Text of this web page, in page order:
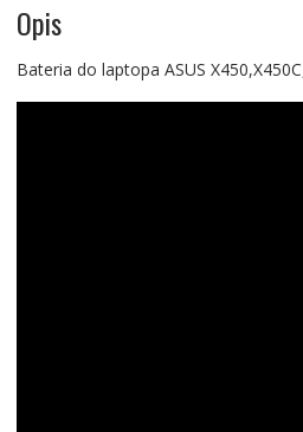
Opis
Bateria do laptopa ASUS